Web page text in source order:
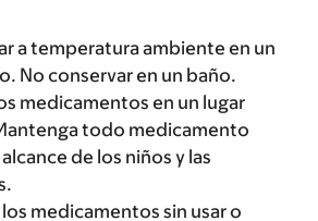
a temperatura ambiente en un
No conservar en un baño.
medicamentos en un lugar
todo medicamento
de los niños y las
medicamentos sin usar o